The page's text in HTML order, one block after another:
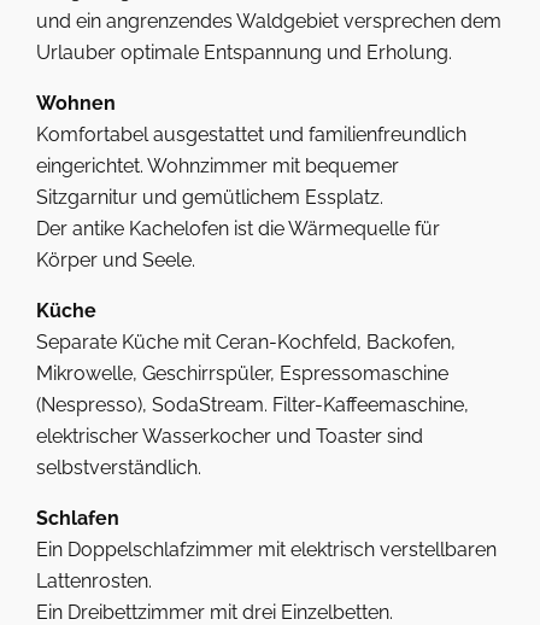
und ein angrenzendes Waldgebiet versprechen dem
Urlauber optimale Entspannung und Erholung.
Wohnen
Komfortabel ausgestattet und familienfreundlich
eingerichtet. Wohnzimmer mit bequemer
Sitzgarnitur und gemütlichem Essplatz.
Der antike Kachelofen ist die Wärmequelle für
Körper und Seele.
Küche
Separate Küche mit Ceran-Kochfeld, Backofen,
Mikrowelle, Geschirrspüler, Espressomaschine
(Nespresso), SodaStream. Filter-Kaffeemaschine,
elektrischer Wasserkocher und Toaster sind
selbstverständlich.
Schlafen
Ein Doppelschlafzimmer mit elektrisch verstellbaren
Lattenrosten.
Ein Dreibettzimmer mit drei Einzelbetten.